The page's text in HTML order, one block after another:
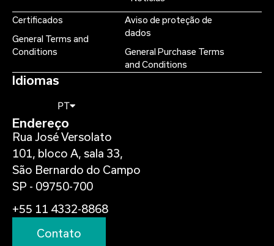
Certificados
General Terms and
Conditions
Aviso de proteção de
dados
General Purchase Terms
and Conditions
Idiomas
PT
Endereço
Rua José Versolato
101, bloco A, sala 33,
São Bernardo do Campo
SP - 09750-700
+55 11 4332-8868
Contato